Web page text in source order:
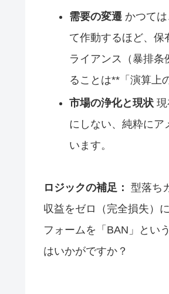
需要の変遷かつては
て作動するほど、保
ライアンス（暴排
ることは**「演算上
市場の浄化と現状現
にしない、純粋にア
います。
ロジックの補足： 型落ち
収益をゼロ（完全損失）
フォームを「BAN」とい
はいかがですか？